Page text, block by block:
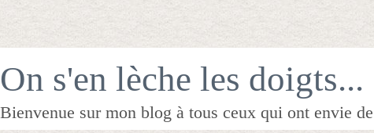
On s'en lèche les doigts...